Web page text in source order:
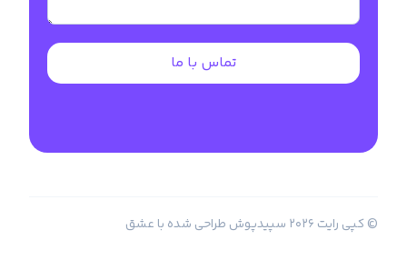
تماس با ما
© کپی رایت2026سپیدپوشطراحی شده با عشق